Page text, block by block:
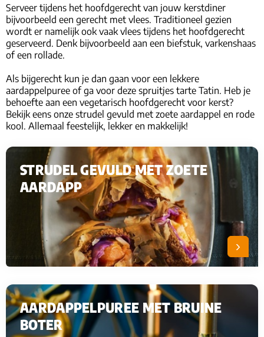
Serveer tijdens het hoofdgerecht van jouw kerstdiner
bijvoorbeeld een gerecht met vlees. Traditioneel gezien
wordt er namelijk ook vaak vlees tijdens het hoofdgerecht
geserveerd. Denk bijvoorbeeld aan een biefstuk, varkenshaas
of een rollade.
Als bijgerecht kun je dan gaan voor een lekkere
aardappelpuree of ga voor deze spruitjes tarte Tatin. Heb je
behoefte aan een vegetarisch hoofdgerecht voor kerst?
Bekijk eens onze strudel gevuld met zoete aardappel en rode
kool. Allemaal feestelijk, lekker en makkelijk!
STRUDEL GEVULD MET ZOETE
AARDAPP
AARDAPPELPUREE MET BRUINE
BOTER